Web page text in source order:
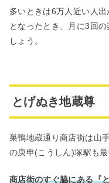
多いときは6万人近い人
となったとき、月に3回
しょう。
とげぬき地蔵尊
巣鴨地蔵通り商店街は山
の庚申(こうしん)塚駅も最
商店街のすぐ脇にある『